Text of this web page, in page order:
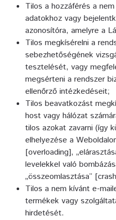
Tilos a hozzáférés a
adatokhoz vagy
azonosítóra, amelyre a
Tilos megkísérelni a
sebezhetőségének
tesztelését, vagy
megsérteni a rendszer
ellenőrző intézkedéseit;
Tilos beavatkozást
host vagy hálózat
tilos azokat zavarni (így
elhelyezése a
[overloading],
levelekkel való
„összeomlasztása”
Tilos a nem kívánt e-
termékek vagy
hirdetését.